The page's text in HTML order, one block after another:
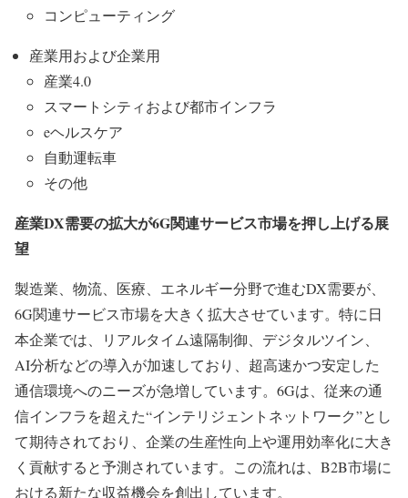
コンピューティング
産業用および企業用
産業4.0
スマートシティおよび都市インフラ
eヘルスケア
自動運転車
その他
産業DX需要の拡大が6G関連サービス市場を押し上げる展
望
製造業、物流、医療、エネルギー分野で進むDX需要が、
6G関連サービス市場を大きく拡大させています。特に日
本企業では、リアルタイム遠隔制御、デジタルツイン、
AI分析などの導入が加速しており、超高速かつ安定した
通信環境へのニーズが急増しています。6Gは、従来の通
信インフラを超えた“インテリジェントネットワーク”とし
て期待されており、企業の生産性向上や運用効率化に大き
く貢献すると予測されています。この流れは、B2B市場に
おける新たな収益機会を創出しています。